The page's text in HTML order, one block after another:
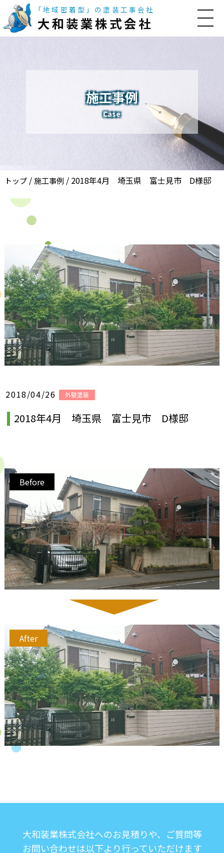
「地域密着型」の塗装工事会社
大和装業株式会社
施工事例
Case
トップ/施工事例 / 2018年4月 埼玉県 富士見市 D様邸
2018/04/26 外壁塗装
2018年4月 埼玉県 富士見市 D様邸
Before
After
大和装業株式会社へのお見積りや、ご質問等
お問い合わせは以下より行っていただけます